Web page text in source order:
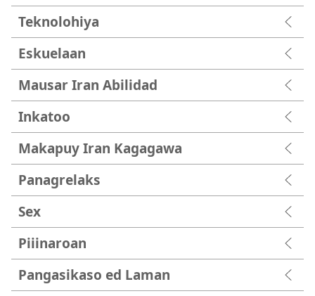
Teknolohiya
Eskuelaan
Mausar Iran Abilidad
Inkatoo
Makapuy Iran Kagagawa
Panagrelaks
Sex
Piiinaroan
Pangasikaso ed Laman